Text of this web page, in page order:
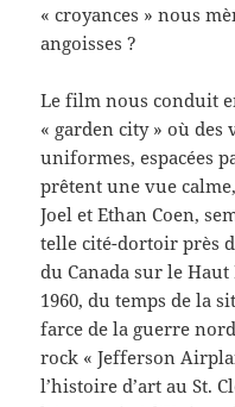
« croyances » nous
angoisses ?
Le film nous conduit
« garden city » où des
uniformes, espacées
prêtent une vue
Joel et Ethan Coen,
telle cité-dortoir près
du Canada sur le
1960, du temps de la
farce de la guerre
rock « Jefferson
l’histoire d’art au St.